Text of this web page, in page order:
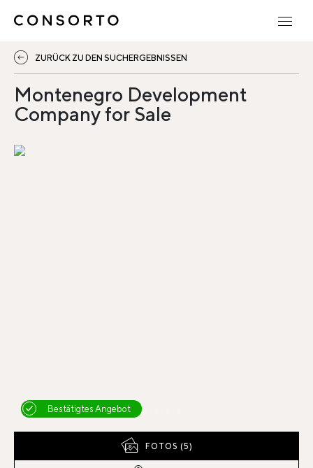
ZURÜCK ZU DEN SUCHERGEBNISSEN
Montenegro Development
Company for Sale
Bestätigtes Angebot
FOTOS (5)